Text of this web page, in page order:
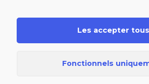
Les accepter tous
Fonctionnels